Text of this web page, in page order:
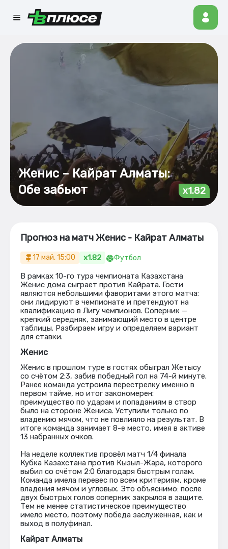
Женис – Кайрат Алматы:
Обе забьют
x1.82
Прогноз на матч Женис - Кайрат Алматы
17 май, 15:00 x1.82 Футбол
В рамках 10-го тура чемпионата Казахстана
Женис дома сыграет против Кайрата. Гости
являются небольшими фаворитами этого матча:
они лидируют в чемпионате и претендуют на
квалификацию в Лигу чемпионов. Соперник —
крепкий середняк, занимающий место в центре
таблицы. Разбираем игру и определяем вариант
для ставки.
Женис
Женис в прошлом туре в гостях обыграл Жетысу
со счётом 2:3, забив победный гол на 74-й минуте.
Ранее команда устроила перестрелку именно в
первом тайме, но итог закономерен:
преимущество по ударам и попаданиям в створ
было на стороне Жениса. Уступили только по
владению мячом, что не повлияло на результат. В
итоге команда занимает 8-е место, имея в активе
13 набранных очков.
На неделе коллектив провёл матч 1/4 финала
Кубка Казахстана против Кызыл-Жара, которого
выбил со счётом 2:0 благодаря быстрым голам.
Команда имела перевес по всем критериям, кроме
владения мячом и угловых. Это объяснимо: после
двух быстрых голов соперник закрылся в защите.
Тем не менее статистическое преимущество
имело место, поэтому победа заслуженная, как и
выход в полуфинал.
Кайрат Алматы